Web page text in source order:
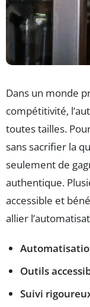
Dans un monde
compétitivité,
toutes tailles.
sans sacrifier la
seulement de
authentique.
accessible et
allier
Outils
Suivi